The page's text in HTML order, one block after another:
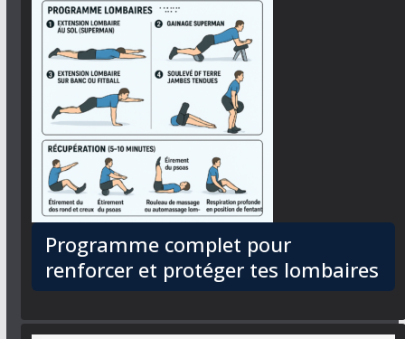
Programme complet pour
renforcer et protéger tes lombaires